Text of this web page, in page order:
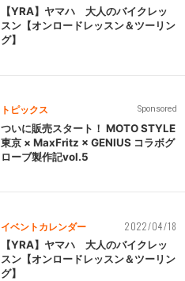
【YRA】ヤマハ 大人のバイクレッ
スン【オンロードレッスン＆ツーリン
グ】
トピックス Sponsored
ついに販売スタート！ MOTO STYLE
東京 × MaxFritz × GENIUS コラボグ
ローブ製作記vol.5
イベントカレンダー 2022/04/18
【YRA】ヤマハ 大人のバイクレッ
スン【オンロードレッスン＆ツーリン
グ】